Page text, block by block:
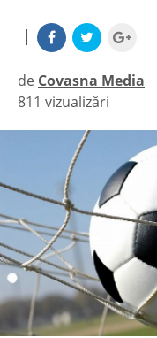
|
de Covasna Media
|
811 vizualizări